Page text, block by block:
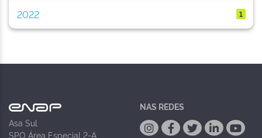
2022
1
Asa Sul
SPO Área Especial 2-A
NAS REDES